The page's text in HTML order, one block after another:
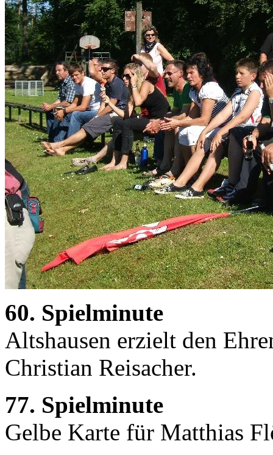
60. Spielminute
Altshausen erzielt den
Christian Reisacher.
77. Spielminute
Gelbe Karte für Matthias